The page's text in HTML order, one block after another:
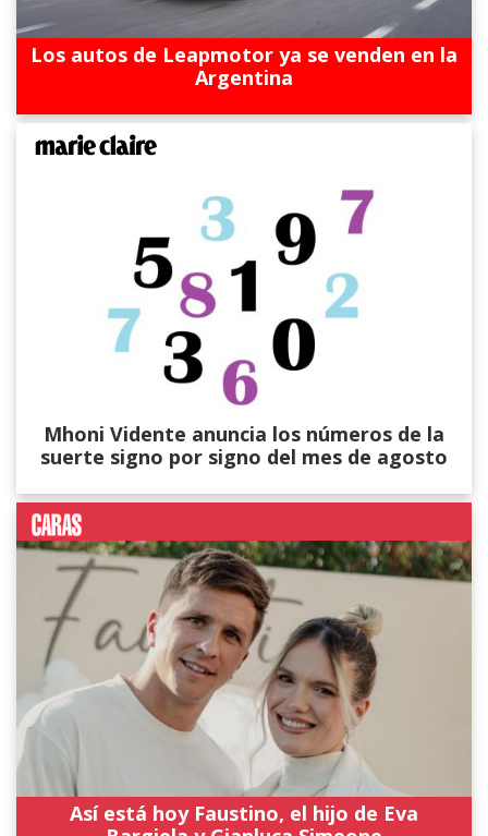
Los autos de Leapmotor ya se venden en la
Argentina
Mhoni Vidente anuncia los números de la
suerte signo por signo del mes de agosto
Así está hoy Faustino, el hijo de Eva